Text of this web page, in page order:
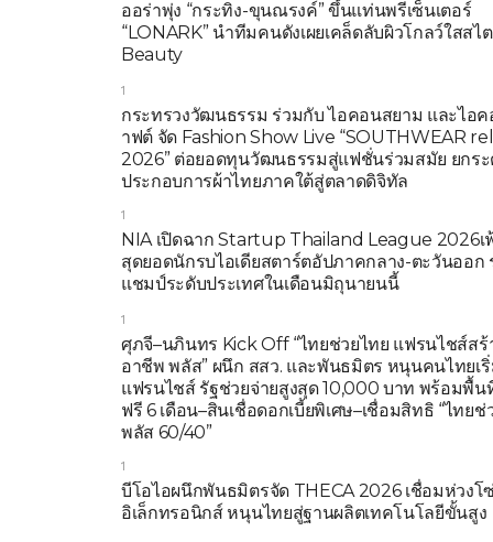
ออร่าพุ่ง “กระทิง-ขุนณรงค์” ขึ้นแท่นพรีเซ็นเตอร์
“LONARK” นำทีมคนดังเผยเคล็ดลับผิวโกลว์ใสสไ
Beauty
1
กระทรวงวัฒนธรรม ร่วมกับ ไอคอนสยาม และไอ
าฟต์ จัด Fashion Show Live “SOUTHWEAR
2026” ต่อยอดทุนวัฒนธรรมสู่แฟชั่นร่วมสมัย ยกร
ประกอบการผ้าไทยภาคใต้สู่ตลาดดิจิทัล
1
NIA เปิดฉาก Startup Thailand League 2026เ
สุดยอดนักรบไอเดียสตาร์ตอัปภาคกลาง-ตะวันออก
แชมป์ระดับประเทศในเดือนมิถุนายนนี้
1
ศุภจี–นภินทร Kick Off “ไทยช่วยไทย แฟรนไชส์สร้
อาชีพ พลัส” ผนึก สสว. และพันธมิตร หนุนคนไทยเ
แฟรนไชส์ รัฐช่วยจ่ายสูงสุด 10,000 บาท พร้อมพื้น
ฟรี 6 เดือน–สินเชื่อดอกเบี้ยพิเศษ–เชื่อมสิทธิ “ไทยช่
พลัส 60/40”
1
บีโอไอผนึกพันธมิตรจัด THECA 2026 เชื่อมห่วงโ
อิเล็กทรอนิกส์ หนุนไทยสู่ฐานผลิตเทคโนโลยีขั้นสูง